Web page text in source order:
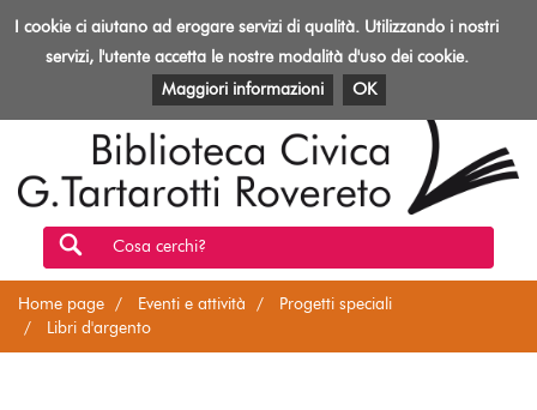
Toggle
Biblioteca
Rovereto
EVENTI E ATTIVITÀ PATRIMONIO E RISORSE
Cosa cerchi?
Home page Eventi e attività
Progetti speciali
Libri d'argento
I cookie ci aiutano ad erogare servizi di qualità. Utilizzando i nostri
servizi, l'utente accetta le nostre modalità d'uso dei cookie.
Maggiori informazioni
OK